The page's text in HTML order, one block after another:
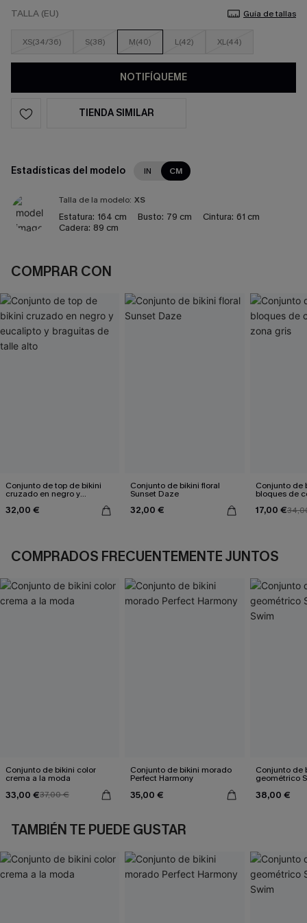
TALLA (EU) Guía de tallas
XS(34/36) S(38) M(40) L(42) XL(44)
NOTIFÍQUEME
TIENDA SIMILAR
Estadísticas del modelo IN CM
Talla de la modelo: XS
Estatura: 164 cm Busto: 79 cm Cintura: 61 cm
Cadera: 89 cm
COMPRAR CON
Conjunto de top de bikini
cruzado en negro y
eucalipto y braguitas de
talle alto
32,00 €
Conjunto de bikini floral
Sunset Daze
32,00 €
Conjunto de
bloques de
17,00 €
COMPRADOS FRECUENTEMENTE JUNTOS
Conjunto de bikini color
crema a la moda
33,00 €37,00 €
Conjunto de bikini morado
Perfect Harmony
35,00 €
Conjunto de
geométrico
38,00 €
TAMBIÉN TE PUEDE GUSTAR